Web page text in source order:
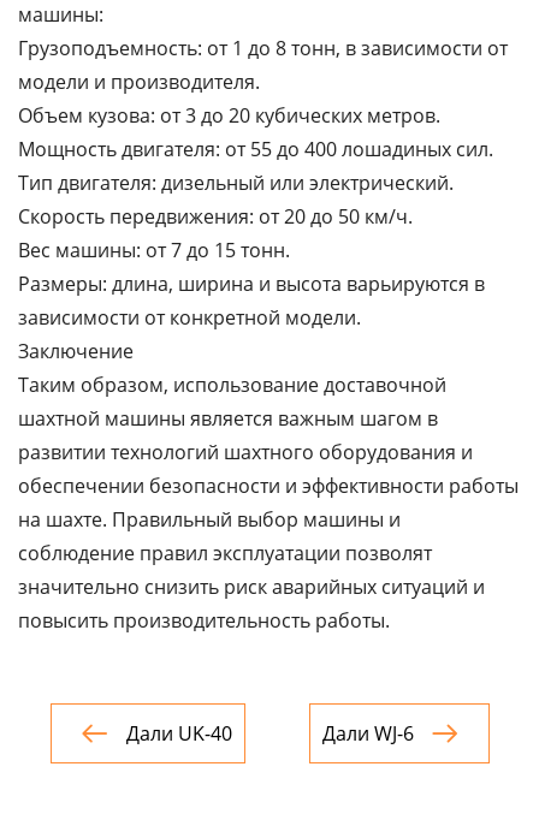
машины:
Грузоподъемность: от 1 до 8 тонн, в зависимости от
модели и производителя.
Объем кузова: от 3 до 20 кубических метров.
Мощность двигателя: от 55 до 400 лошадиных сил.
Тип двигателя: дизельный или электрический.
Скорость передвижения: от 20 до 50 км/ч.
Вес машины: от 7 до 15 тонн.
Размеры: длина, ширина и высота варьируются в
зависимости от конкретной модели.
Заключение
Таким образом, использование доставочной
шахтной машины является важным шагом в
развитии технологий шахтного оборудования и
обеспечении безопасности и эффективности работы
на шахте. Правильный выбор машины и
соблюдение правил эксплуатации позволят
значительно снизить риск аварийных ситуаций и
повысить производительность работы.
 Дали UK-40 Дали WJ-6 